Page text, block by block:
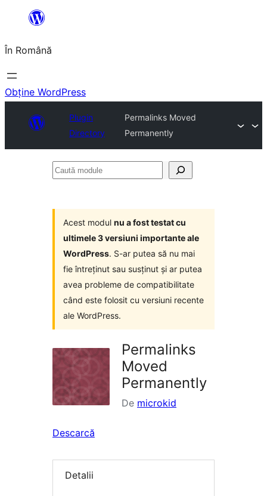
conținut
În Română
Obține WordPress
Plugin
Directory
Permalinks Moved
Permanently
Caută
Acest modul nu a fost testat cu
ultimele 3 versiuni importante ale
WordPress. S-ar putea să nu mai
fie întreținut sau susținut și ar putea
avea probleme de compatibilitate
când este folosit cu versiuni recente
ale WordPress.
Permalinks
Moved
Permanently
De microkid
Descarcă
Detalii